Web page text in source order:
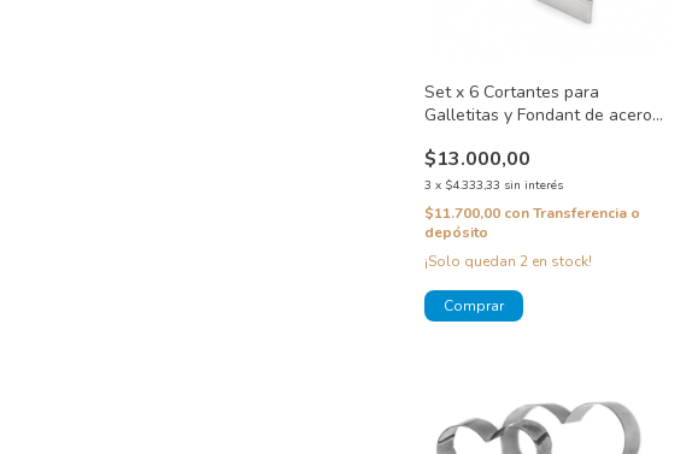
Set x 6 Cortantes para
Galletitas y Fondant de acero
$13.000,00
3 x $4.333,33 sin interés
$11.700,00 con Transferencia o
depósito
¡Solo quedan 2 en stock!